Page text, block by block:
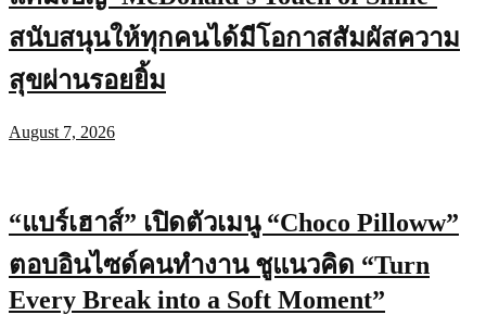
สนับสนุนให้ทุกคนได้มีโอกาสสัมผัสความ
สุขผ่านรอยยิ้ม
August 7, 2026
“แบร์เฮาส์” เปิดตัวเมนู “Choco Pilloww”
ตอบอินไซด์คนทำงาน ชูแนวคิด “Turn
Every Break into a Soft Moment”